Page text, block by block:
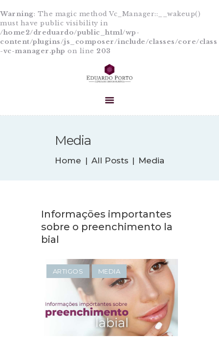
Warning: The magic method Vc_Manager::__wakeup()
must have public visibility in
/home2/dreduardo/public_html/wp-
content/plugins/js_composer/include/classes/core/class
-vc-manager.php on line 203
Media
Home All Posts Media
A CLÍNICA
PROCEDIMENTOS
BLOG
Informações importantes
sobre o preenchimento la
bial
ARTIGOS MEDIA